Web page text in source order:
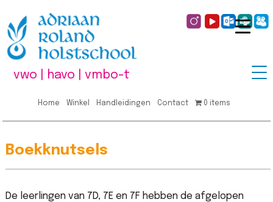
vwo | havo | vmbo-t
Home Winkel Handleidingen Contact 0 items
Boekknutsels
De leerlingen van 7D, 7E en 7F hebben de afgelopen